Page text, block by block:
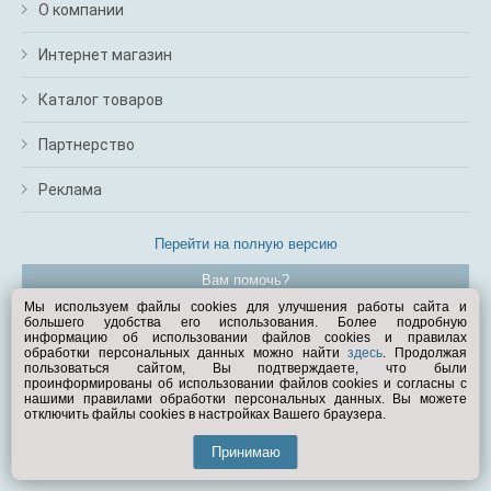
О компании
Интернет магазин
Каталог товаров
Партнерство
Реклама
Перейти на полную версию
Вам помочь?
© Exist.ru 1998—2026
Мы используем файлы cookies для улучшения работы сайта и
большего удобства его использования. Более подробную
информацию об использовании файлов cookies и правилах
обработки персональных данных можно найтиздесь. Продолжая
пользоваться сайтом, Вы подтверждаете, что были
проинформированы об использовании файлов cookies и согласны с
нашими правилами обработки персональных данных. Вы можете
отключить файлы cookies в настройках Вашего браузера.
Принимаю